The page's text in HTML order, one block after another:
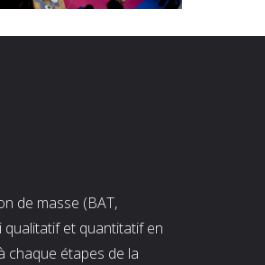
de masse (BAT,
qualitatif et quantitatif en
chaque étapes de la